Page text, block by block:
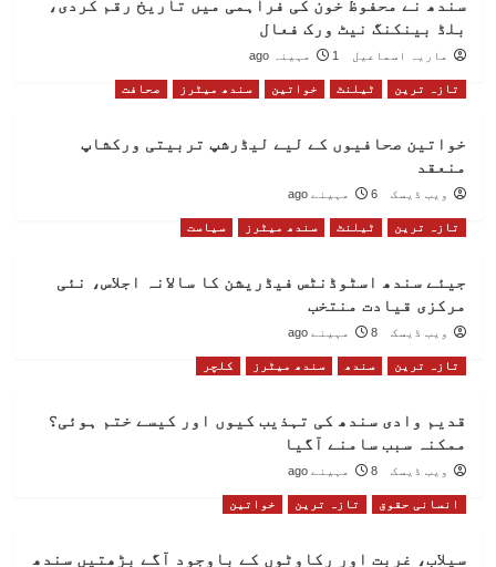
سندھ نے محفوظ خون کی فراہمی میں تاریخ رقم کردی،
بلڈ بینکنگ نیٹ ورک فعال
ماریہ اسماعیل 1 مہینہ ago
تازہ ترین ٹیلنٹ خواتین سندھ میٹرز صحافت
خواتین صحافیوں کے لیے لیڈرشپ تربیتی ورکشاپ
منعقد
ویب ڈیسک 6 مہینے ago
تازہ ترین ٹیلنٹ سندھ میٹرز سیاست
جیئے سندھ اسٹوڈنٹس فیڈریشن کا سالانہ اجلاس، نئی
مرکزی قیادت منتخب
ویب ڈیسک 8 مہینے ago
تازہ ترین سندھ سندھ میٹرز کلچر
قدیم وادی سندھ کی تہذیب کیوں اور کیسے ختم ہوئی؟
ممکنہ سبب سامنے آگیا
ویب ڈیسک 8 مہینے ago
انسانی حقوق تازہ ترین خواتین
سیلاب، غربت اور رکاوٹوں کے باوجود آگے بڑھتیں سندھ